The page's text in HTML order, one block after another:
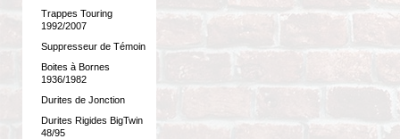
Trappes Touring
1992/2007
Suppresseur de Témoin
Boites à Bornes
1936/1982
Durites de Jonction
Durites Rigides BigTwin
48/95